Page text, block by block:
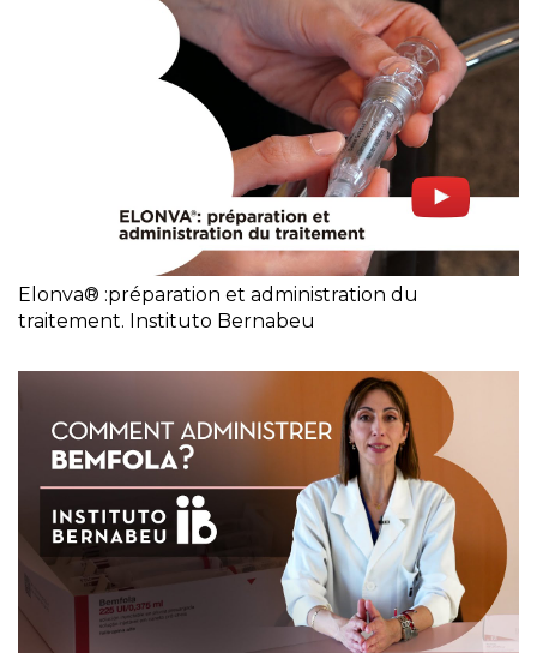
Elonva® :préparation et administration du
traitement. Instituto Bernabeu